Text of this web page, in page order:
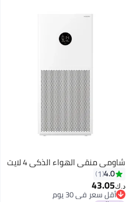
شاومي منقي الهواء الذكي 4 لايت
4.0
1
د.ك‏43.05
أقل سعر في 30 يوم